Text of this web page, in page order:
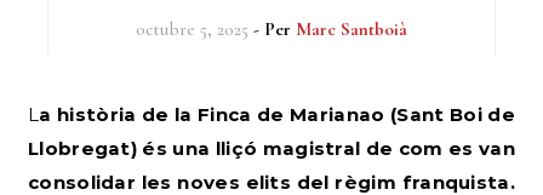
octubre 5, 2025 - Per Marc Santboià
La història de la Finca de Marianao (Sant Boi de
Llobregat) és una lliçó magistral de com es van
consolidar les noves elits del règim franquista.